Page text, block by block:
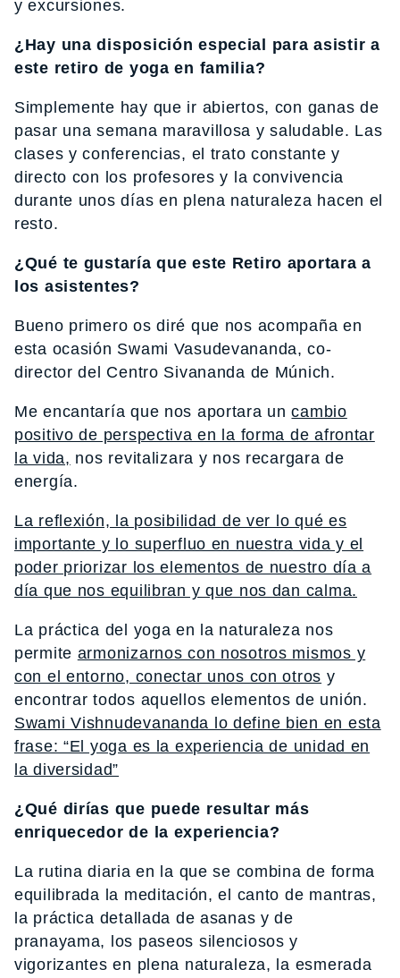
y excursiones.
¿Hay una disposición especial para asistir a
este retiro de yoga en familia?
Simplemente hay que ir abiertos, con ganas de
pasar una semana maravillosa y saludable. Las
clases y conferencias, el trato constante y
directo con los profesores y la convivencia
durante unos días en plena naturaleza hacen el
resto.
¿ Qué te gustaría que este Retiro aportara a
los asistentes?
Bueno primero os diré que nos acompaña en
esta ocasión Swami Vasudevananda, co-
director del Centro Sivananda de Múnich.
Me encantaría que nos aportara uncambio
positivo de perspectiva en la forma de afrontar
la vida, nos revitalizara y nos recargara de
energía.
La reflexión, la posibilidad de ver lo qué es
importante y lo superfluo en nuestra vida y el
poder priorizar los elementos de nuestro día a
día que nos equilibran y que nos dan calma.
La práctica del yoga en la naturaleza nos
permite armonizarnos con nosotros mismos y
con el entorno, conectar unos con otros y
encontrar todos aquellos elementos de unión.
Swami Vishnudevananda lo define bien en esta
frase: “El yoga es la experiencia de unidad en
la diversidad”
¿Qué dirías que puede resultar más
enriquecedor de la experiencia?
La rutina diaria en la que se combina de forma
equilibrada la meditación, el canto de mantras,
la práctica detallada de asanas y de
pranayama, los paseos silenciosos y
vigorizantes en plena naturaleza, la esmerada